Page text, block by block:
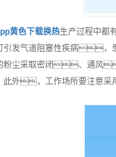
黄色下载换热生产过程中
发气道阻塞性疾病
尘采取密闭、通风
外，工作场所要注意采